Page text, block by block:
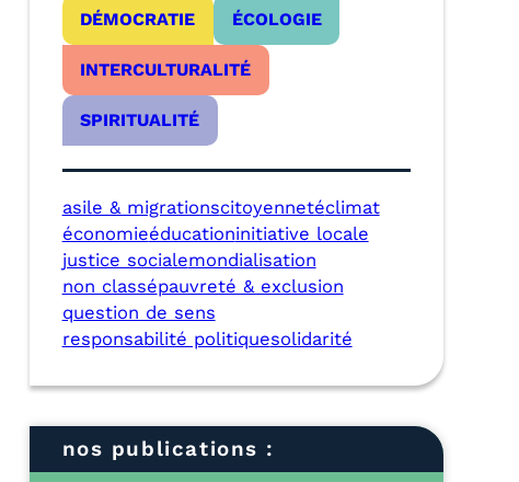
DÉMOCRATIE ÉCOLOGIE
INTERCULTURALITÉ
SPIRITUALITÉ
asile & migrationscitoyennetéclimat
économieéducationinitiative locale
justice socialemondialisation
non classépauvreté & exclusion
question de sens
responsabilité politiquesolidarité
nos publications :